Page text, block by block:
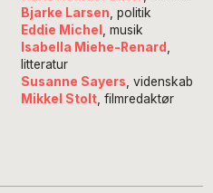
Bjarke Larsen , politik
Eddie Michel , musik
Isabella Miehe-Renard
litteratur
Susanne Sayers , videnskab
Mikkel Stolt, filmredaktør